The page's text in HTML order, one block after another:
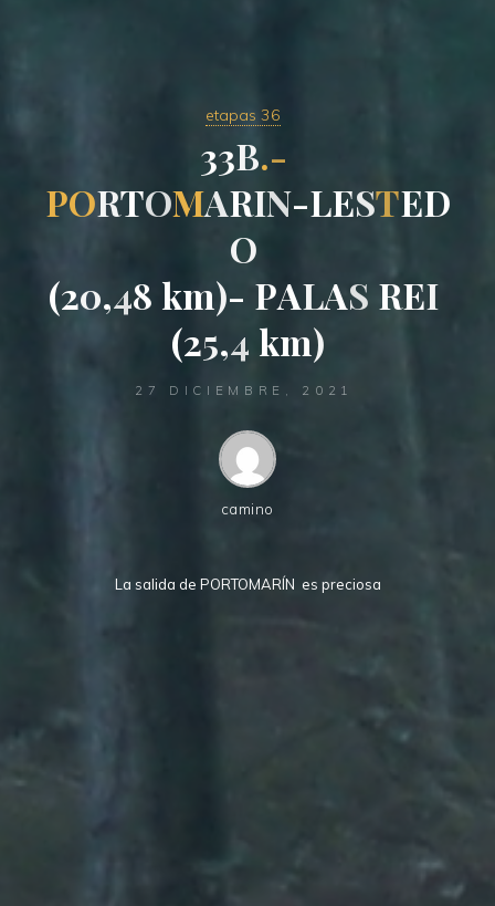
etapas 36
33B.-
PORTOMARIN-LESTED
O
(20,48 km)- PALAS REI
(25,4 km)
27 DICIEMBRE, 2021
camino
La salida de PORTOMARÍN es preciosa